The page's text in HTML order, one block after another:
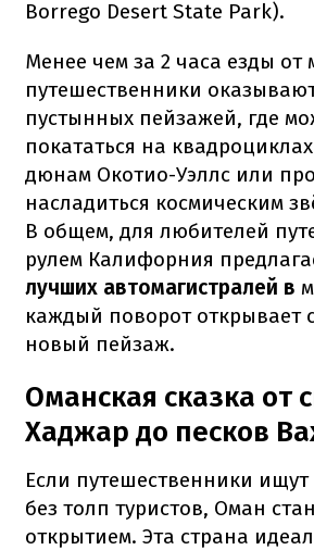
Borrego Desert State Park).
Менее чем за 2 часа езды от
путешественники
пустынных пейзажей, где
покататься на
дюнам Окотио-Уэллс или
насладиться космическим
В общем, для любителей
рулем Калифорния
лучших автомагистралей в
каждый поворот открывает
новый пейзаж.
Оманская сказка от
Хаджар до песков
Если путешественники ищут
без толп туристов, Оман
открытием. Эта страна